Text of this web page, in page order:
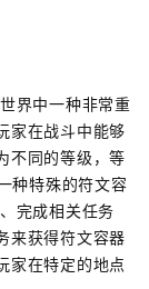
界中一种非常重
家在战斗中能够
不同的等级，等
种特殊的符文容
完成相关任务
来获得符文容器
家在特定的地点